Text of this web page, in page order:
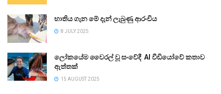
භාතිය ගැන මේ දැන් ලැබුණු ආරංචිය
8 JULY 2025
ලෝකයේම වෛරල් වූ සංවේදී AI වීඩියෝවේ කතාව
ඇත්තක්
15 AUGUST 2025